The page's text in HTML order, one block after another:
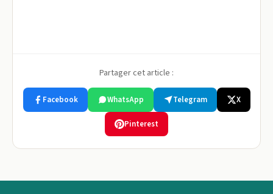
Partager cet article :
Facebook WhatsApp Telegram X
Pinterest